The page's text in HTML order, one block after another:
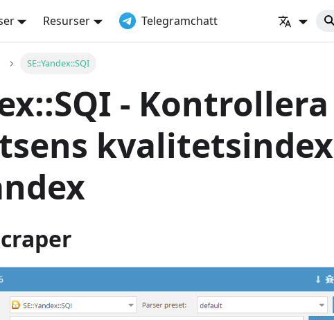
Resurser Telegramchatt
SE::Yandex::SQI
- Kontrollera
kvalitetsindex